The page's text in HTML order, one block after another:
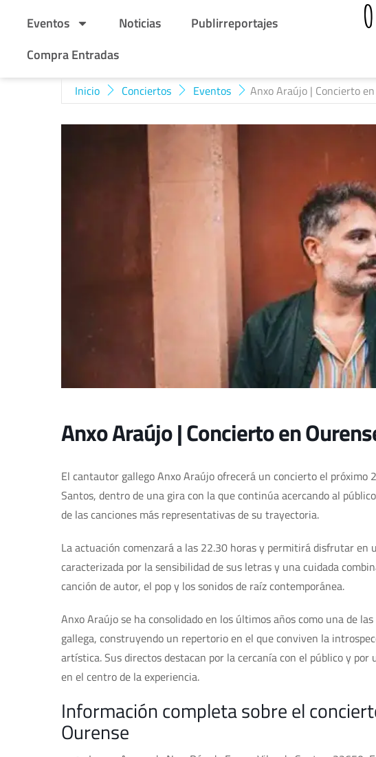
Eventos Noticias
Publirreportajes
Compra Entradas
Inicio Conciertos Eventos Anxo Araújo | Concierto
Anxo Araújo | Concierto en
El cantautor gallego Anxo Araújo ofrecerá un concierto el próximo
Santos, dentro de una gira con la que continúa acercando al
de las canciones más representativas de su trayectoria.
La actuación comenzará a las 22.30 horas y permitirá disfrutar en
caracterizada por la sensibilidad de sus letras y una cuidada
canción de autor, el pop y los sonidos de raíz contemporánea.
Anxo Araújo se ha consolidado en los últimos años como una de
gallega, construyendo un repertorio en el que conviven la
artística. Sus directos destacan por la cercanía con el público y
en el centro de la experiencia.
Información completa sobre el
Ourense